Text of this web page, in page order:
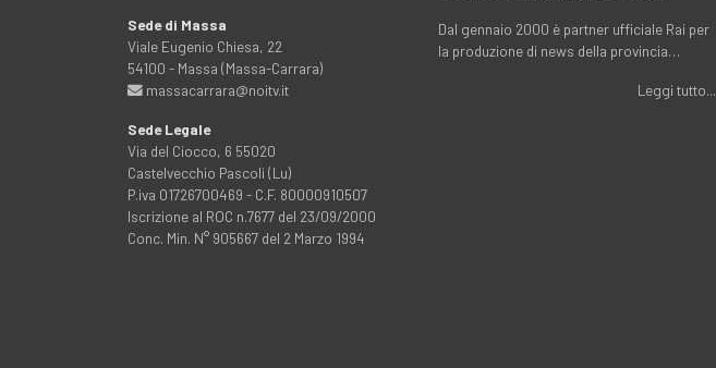
Sede di Massa
Viale Eugenio Chiesa, 22
54100 - Massa (Massa-Carrara)
massacarrara@noitv.it
Sede Legale
Via del Ciocco, 6 55020
Castelvecchio Pascoli (Lu)
P.iva 01726700469 - C.F. 80000910507
Iscrizione al ROC n.7677 del 23/09/2000
Conc. Min. N° 905667 del 2 Marzo 1994
Dal gennaio 2000 è partner ufficiale Rai per
la produzione di news della provincia…
Leggi tutto...